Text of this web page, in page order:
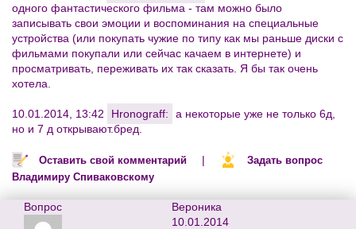
одного фантастического фильма - там можно было
записывать свои эмоции и воспоминания на специальные
устройства (или покупать чужие по типу как мы раньше диски с
фильмами покупали или сейчас качаем в интернете) и
просматривать, переживать их так сказать. Я бы так очень
хотела.
10.01.2014, 13:42 Hronograff:
а некоторые уже не только 6д,
но и 7 д открывают.бред.
Оставить свой комментарий |
Задать вопрос
Владимиру Спиваковскому
Вопрос
Вероника
10.01.2014